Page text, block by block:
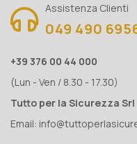
Assistenza Clienti
049 490
+39 376 00 44 000
(Lun - Ven / 8.30 - 17.30)
Tutto per la Sicurezza Srl
Email: